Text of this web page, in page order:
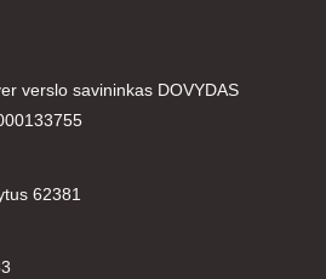
verslo savininkas DOVYDAS
62381